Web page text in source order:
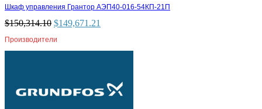
Шкаф управления Грантор АЭП40-016-54КП-21П
$150,314.10 $149,671.21
Производители